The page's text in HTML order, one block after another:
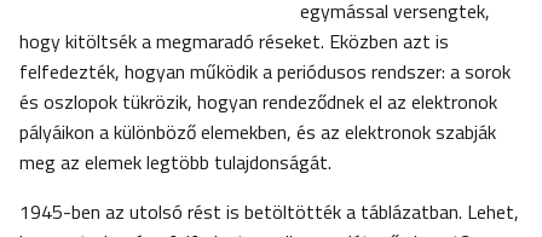
egymással versengtek,
hogy kitöltsék a megmaradó réseket. Eközben azt is
felfedezték, hogyan működik a periódusos rendszer: a sorok
és oszlopok tükrözik, hogyan rendeződnek el az elektronok
pályáikon a különböző elemekben, és az elektronok szabják
meg az elemek legtöbb tulajdonságát.
1945-ben az utolsó rést is betöltötték a táblázatban. Lehet,